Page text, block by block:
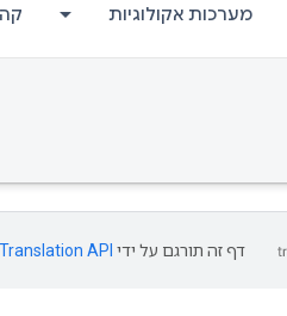
מערכות אקולוגיות
דף זה תורגם על ידי API